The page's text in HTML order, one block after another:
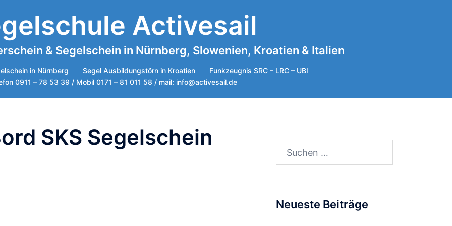
Activesail
& Segelschein in Nürnberg, Slowenien, Kroatien & Italien
in Nürnberg Segel Ausbildungstörn in Kroatien
Funkzeugnis SRC – LRC – UBI
0911 – 78 53 39 / Mobil 0171 – 81 011 58 / mail: info@activesail.de
SKS Segelschein
Suchen
nach:
Neueste Beiträge